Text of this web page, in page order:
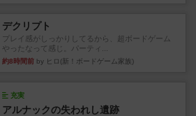
デクリプト
プレイ感がしっかりしてるから、超ボードゲーム
やったなって感じ。パーティ...
約8時間前 by ヒロ(新！ボードゲーム家族)
充実
アルナックの失われし遺跡